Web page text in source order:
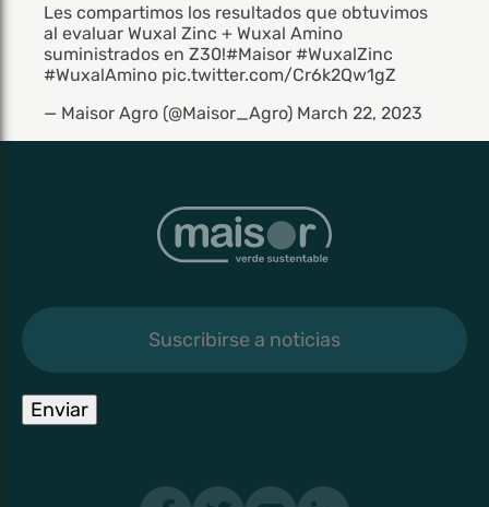
Les compartimos los resultados que obtuvimos
al evaluar Wuxal Zinc + Wuxal Amino
suministrados en Z30!#Maisor #WuxalZinc
#WuxalAmino pic.twitter.com/Cr6k2Qw1gZ
— Maisor Agro (@Maisor_Agro) March 22, 2023
Enviar